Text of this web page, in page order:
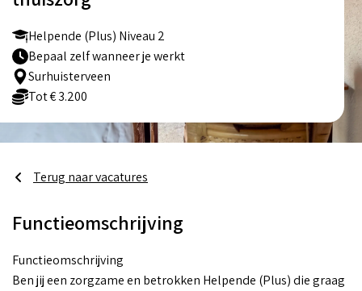
Helpende (Plus) Niveau 2
Bepaal zelf wanneer je werkt
Surhuisterveen
Tot € 3.200
Terug naar vacatures
Functieomschrijving
Functieomschrijving
Ben jij een zorgzame en betrokken Helpende (Plus) die graag